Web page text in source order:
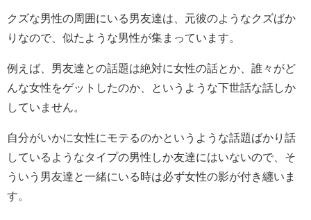
クズな男性の周囲にいる男友達は、元彼のようなクズばか
りなので、似たような男性が集まっています。
例えば、男友達との話題は絶対に女性の話とか、誰々がど
んな女性をゲットしたのか、というような下世話な話しか
していません。
自分がいかに女性にモテるのかというような話題ばかり話
しているようなタイプの男性しか友達にはいないので、そ
ういう男友達と一緒にいる時は必ず女性の影が付き纏いま
す。